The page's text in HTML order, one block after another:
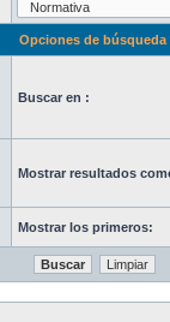
Opciones de búsqueda
Buscar en :
Mostrar resultados
Mostrar los primeros: